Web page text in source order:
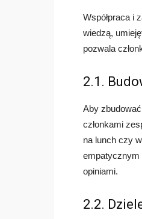
Współpraca i
wiedzą,
pozwala
2.1.
Aby
członkami
na lunch czy
empatycznym
opiniami.
2.2.